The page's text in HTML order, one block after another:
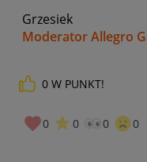
Grzesiek
Moderator Allegro
0 W PUNKT!
0 0 0 0